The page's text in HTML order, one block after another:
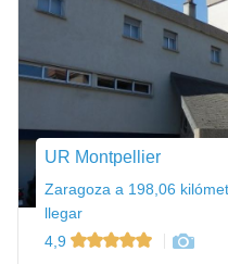
UR Montpellier
Zaragoza a 198,06
llegar
4,9